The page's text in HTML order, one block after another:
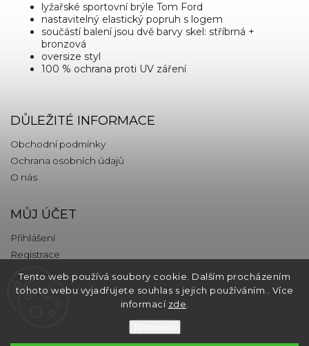
Tento web používá soubory cookie. Dalším procházením
tohoto webu vyjadřujete souhlas s jejich používáním.. Více
informací zde
lyžařské sportovní brýle Tom Ford
nastavitelný elastický popruh s logem
součástí balení jsou dvě barvy skel: stříbrná +
bronzová
oversize styl
100 % ochrana proti UV záření
DŮLEŽITÉ INFORMACE
Obchodní podmínky
Ochrana osobních údajů
O nás
MŮJ ÚČET
Přihlášení
Registrace
KONTAKT